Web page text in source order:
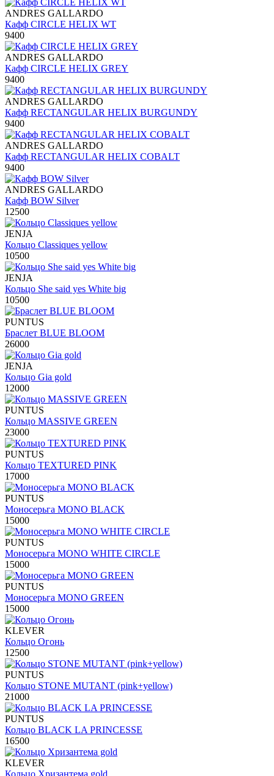
ANDRES GALLARDO
Кафф CIRCLE HELIX WT
9400
ANDRES GALLARDO
Кафф CIRCLE HELIX GREY
9400
ANDRES GALLARDO
Кафф RECTANGULAR HELIX BURGUNDY
9400
ANDRES GALLARDO
Кафф RECTANGULAR HELIX COBALT
9400
ANDRES GALLARDO
Кафф BOW Silver
12500
JENJA
Кольцо Classiques yellow
10500
JENJA
Кольцо She said yes White big
10500
PUNTUS
Браслет BLUE BLOOM
26000
JENJA
Кольцо Gia gold
12000
PUNTUS
Кольцо MASSIVE GREEN
23000
PUNTUS
Кольцо TEXTURED PINK
17000
PUNTUS
Моносерьга MONO BLACK
15000
PUNTUS
Моносерьга MONO WHITE CIRCLE
15000
PUNTUS
Моносерьга MONO GREEN
15000
KLEVER
Кольцо Огонь
12500
PUNTUS
Кольцо STONE MUTANT (pink+yellow)
21000
PUNTUS
Кольцо BLACK LA PRINCESSE
16500
KLEVER
Кольцо Хризантема gold